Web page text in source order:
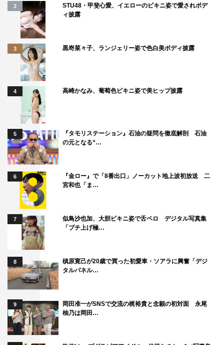
2
STU48・甲斐心愛、イエローのビキニ姿で愛されボデ
ィ披露
3 黒嵜菜々子、ランジェリー姿で色白美ボディ披露
4 高崎かなみ、葡萄色ビキニ姿で美ヒップ披露
5
『タモリステーション』石油の疑問を徹底解剖 石油
の元となる“…
6
『金ロー』で「8番出口」ノーカット地上波初放送 二
宮和也「ま…
7
似鳥沙也加、大胆ビキニ姿で舌ペロ デジタル写真集
「ブチ上げ極…
8
槙原寛己が20歳で買った初愛車・ソアラに興奮「デジ
タルパネル…
9
岡田准一がSNSで交流の梶裕貴と念願の初対面 永尾
柚乃は岡田…